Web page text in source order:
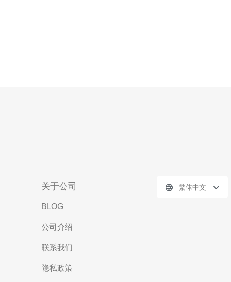
关于公司
BLOG
公司介绍
联系我们
隐私政策
繁体中文